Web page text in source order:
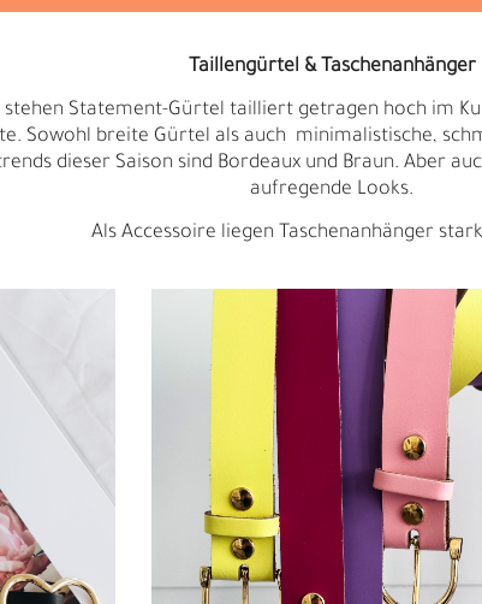
A
Taillengürtel & Taschenanhänger
Statement-Gürtel tailliert getragen hoch im
Sowohl breite Gürtel als auch minimalistische,
dieser Saison sind Bordeaux und Braun. Aber
aufregende Looks.
Als Accessoire liegen Taschenanhänger